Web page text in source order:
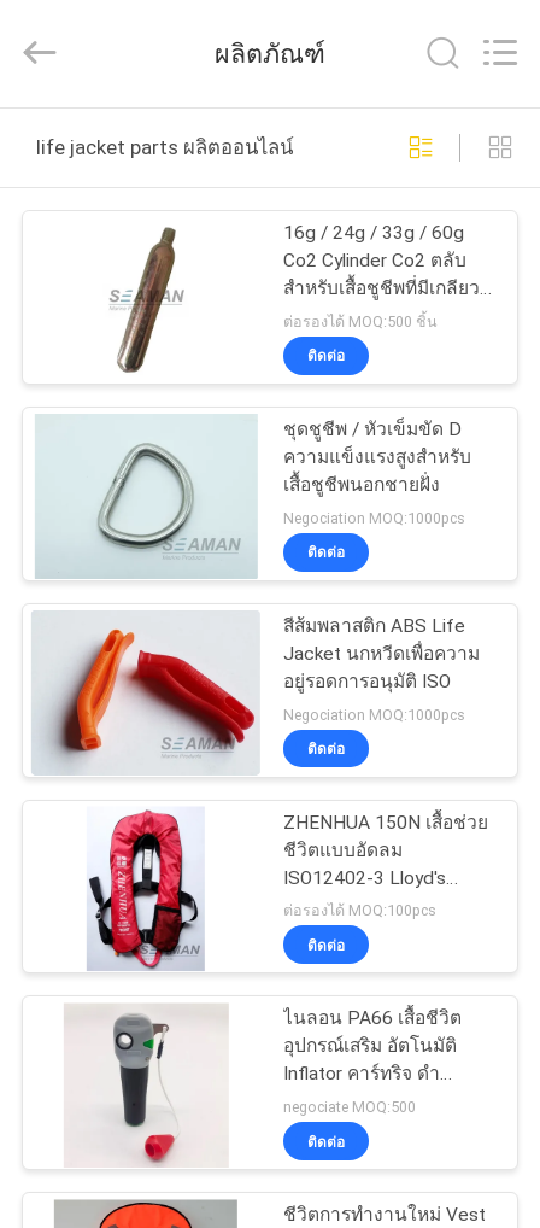
บ้าน
สินค้า
เกี่ยว
ทัวร์
โรงงาน
ควบคุม
คุณภาพ
COMPANY
PRIVACY
POLICY
2026
Jiaxing
Co.,Ltd..
Reserved.
ผลิตภัณฑ์
life jacket parts ผลิตออนไลน์
16g / 24g / 33g / 60g
Co2 Cylinder Co2 ตลับ
สำหรับเสื้อชูชีพที่มีเกลียว
1/2 &quot;
ต่อรองได้ MOQ:500 ชิ้น
ติดต่อ
ชุดชูชีพ / หัวเข็มขัด D
ความแข็งแรงสูงสำหรับ
เสื้อชูชีพนอกชายฝั่ง
Negociation MOQ:1000pcs
ติดต่อ
สีส้มพลาสติก ABS Life
Jacket นกหวีดเพื่อความ
อยู่รอดการอนุมัติ ISO
Negociation MOQ:1000pcs
ติดต่อ
ZHENHUA 150N เสื้อช่วย
ชีวิตแบบอัดลม
ISO12402-3 Lloyd's
Register ใบรับรอง CE
ต่อรองได้ MOQ:100pcs
ติดต่อ
ไนลอน PA66 เสื้อชีวิต
อุปกรณ์เสริม อัตโนมัติ
Inflator คาร์ทริจ ดํา
Inflator Kit
negociate MOQ:500
ติดต่อ
ชีวิตการทำงานใหม่ Vest